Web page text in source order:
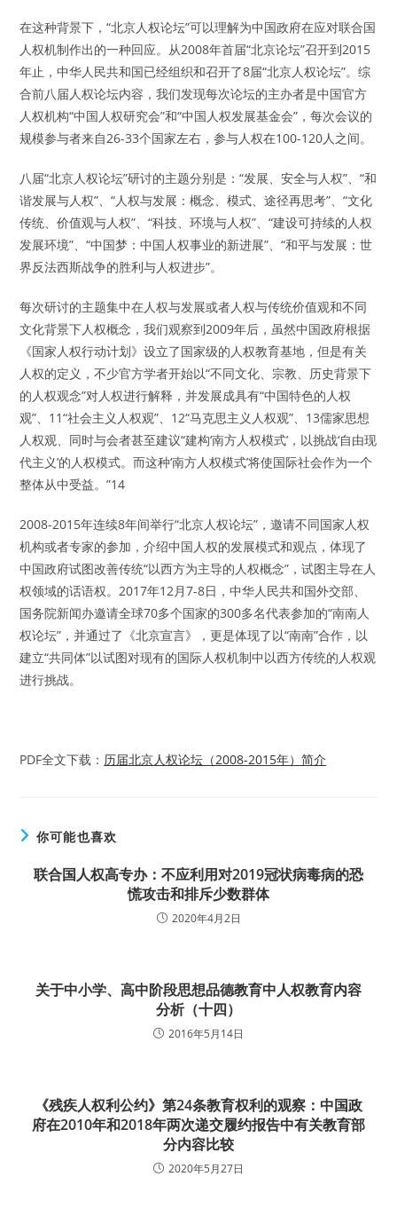
在这种背景下，“北京人权论坛”可以理解为中国政府在应对联合国
人权机制作出的一种回应。从2008年首届“北京论坛”召开到2015
年止，中华人民共和国已经组织和召开了8届“北京人权论坛”。综
合前八届人权论坛内容，我们发现每次论坛的主办者是中国官方
人权机构“中国人权研究会”和“中国人权发展基金会”，每次会议的
规模参与者来自26-33个国家左右，参与人权在100-120人之间。
八届“北京人权论坛”研讨的主题分别是：“发展、安全与人权”、“和
谐发展与人权”、“人权与发展：概念、模式、途径再思考”、“文化
传统、价值观与人权”、“科技、环境与人权”、“建设可持续的人权
发展环境”、“中国梦：中国人权事业的新进展”、“和平与发展：世
界反法西斯战争的胜利与人权进步”。
每次研讨的主题集中在人权与发展或者人权与传统价值观和不同
文化背景下人权概念，我们观察到2009年后，虽然中国政府根据
《国家人权行动计划》设立了国家级的人权教育基地，但是有关
人权的定义，不少官方学者开始以“不同文化、宗教、历史背景下
的人权观念”对人权进行解释，并发展成具有“中国特色的人权
观”、11“社会主义人权观”、12“马克思主义人权观”、13儒家思想
人权观、同时与会者甚至建议“建构‘南方人权模式’，以挑战‘自由现
代主义’的人权模式。而这种‘南方人权模式’将使国际社会作为一个
整体从中受益。”14
2008-2015年连续8年间举行“北京人权论坛”，邀请不同国家人权
机构或者专家的参加，介绍中国人权的发展模式和观点，体现了
中国政府试图改善传统“以西方为主导的人权概念”，试图主导在人
权领域的话语权。2017年12月7-8日，中华人民共和国外交部、
国务院新闻办邀请全球70多个国家的300多名代表参加的“南南人
权论坛”，并通过了《北京宣言》，更是体现了以“南南”合作，以
建立“共同体”以试图对现有的国际人权机制中以西方传统的人权观
进行挑战。
PDF全文下载： 历届北京人权论坛（2008-2015年）简介
你可能也喜欢
联合国人权高专办：不应利用对2019冠状病毒病的恐
慌攻击和排斥少数群体
2020年4月2日
关于中小学、高中阶段思想品德教育中人权教育内容
分析（十四）
2016年5月14日
《残疾人权利公约》第24条教育权利的观察：中国政
府在2010年和2018年两次递交履约报告中有关教育部
分内容比较
2020年5月27日